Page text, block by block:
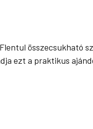
összecsukható
ezt a praktikus